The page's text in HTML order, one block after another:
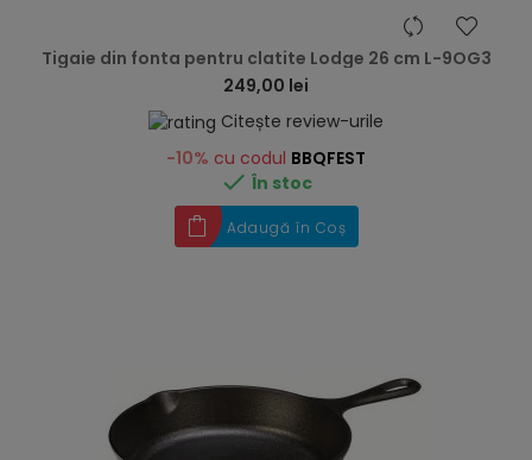
Tigaie din fonta pentru clatite Lodge 26 cm L-9OG3
249,00 lei
Citește review-urile
-10% cu codul BBQFEST
 În stoc
Adaugă în Coș